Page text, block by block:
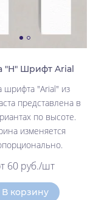
"Н" Шрифт Arial
шрифта "Arial" из
представлена в
по высоте.
изменяется
60 руб./шт
В корзину